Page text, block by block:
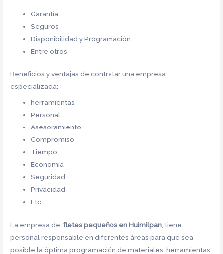
Garantía
Seguros
Disponibilidad y Programación
Entre otros
Beneficios y ventajas de contratar una empresa
especializada:
herramientas
Personal
Asesoramiento
Compromiso
Tiempo
Economía
Seguridad
Privacidad
Etc.
La empresa defletes pequeños en Huimilpan , tiene
personal responsable en diferentes áreas para que sea
posible la óptima programación de materiales, herramientas